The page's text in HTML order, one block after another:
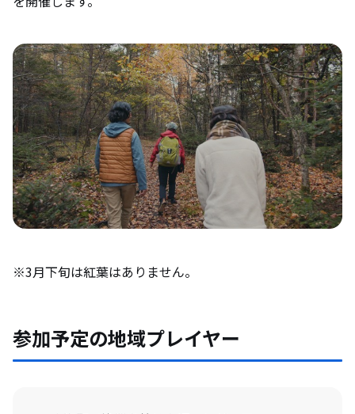
※3月下旬は紅葉はありません。
参加予定の地域プレイヤー